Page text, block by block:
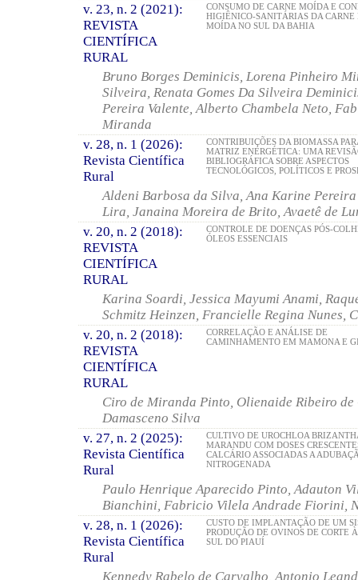
v. 23, n. 2 (2021):
REVISTA
CIENTÍFICA
RURAL
CONSUMO DE CARNE MOÍDA E
HIGIÊNICO-SANITÁRIAS DA CARNE
MOÍDA NO SUL DA BAHIA
Bruno Borges Deminicis, Lorena Pinheiro
Silveira, Renata Gomes Da Silveira
Pereira Valente, Alberto Chambela Neto,
Miranda
v. 28, n. 1 (2026):
Revista Científica
Rural
CONTRIBUIÇÕES DA BIOMASSA
MATRIZ ENERGÉTICA: UMA
BIBLIOGRÁFICA SOBRE ASPECTOS
TECNOLÓGICOS, POLÍTICOS E
Aldeni Barbosa da Silva, Ana Karine
Lira, Janaina Moreira de Brito, Avaetê de
v. 20, n. 2 (2018):
REVISTA
CIENTÍFICA
RURAL
CONTROLE DE DOENÇAS PÓS-
ÓLEOS ESSENCIAIS
Karina Soardi, Jessica Mayumi Anami,
Schmitz Heinzen, Francielle Regina Nunes,
v. 20, n. 2 (2018):
REVISTA
CIENTÍFICA
RURAL
CORRELAÇÃO E ANÁLISE DE
CAMINHAMENTO EM MAMONA E
Ciro de Miranda Pinto, Olienaide Ribeiro
Damasceno Silva
v. 27, n. 2 (2025):
Revista Científica
Rural
CULTIVO DE UROCHLOA
MARANDU COM DOSES
CALCÁRIO ASSOCIADAS A
NITROGENADA
Paulo Henrique Aparecido Pinto, Adauton
Bianchini, Fabricio Vilela Andrade Fiorini,
v. 28, n. 1 (2026):
Revista Científica
Rural
CUSTO DE IMPLANTAÇÃO DE UM
PRODUÇÃO DE OVINOS DE CORTE
SUL DO PIAUÍ
Kennedy Rabelo de Carvalho, Antonio